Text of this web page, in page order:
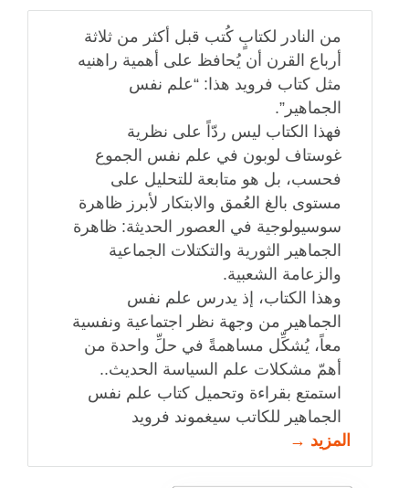
من النادر لكتابٍ كُتب قبل أكثر من ثلاثة
أرباع القرن أن يُحافظ على أهمية راهنيه
مثل كتاب فرويد هذا: “علم نفس
الجماهير”.
فهذا الكتاب ليس ردّاً على نظرية
غوستاف لوبون في علم نفس الجموع
فحسب، بل هو متابعة للتحليل على
مستوى بالغ العُمق والابتكار لأبرز ظاهرة
سوسيولوجية في العصور الحديثة: ظاهرة
الجماهير الثورية والتكتلات الجماعية
والزعامة الشعبية.
وهذا الكتاب، إذ يدرس علم نفس
الجماهير من وجهة نظر اجتماعية ونفسية
معاً، يُشكِّل مساهمةً في حلِّ واحدة من
أهمّ مشكلات علم السياسة الحديث..
استمتع بقراءة وتحميل كتاب علم نفس
الجماهير للكاتب سيغموند فرويد
المزيد →